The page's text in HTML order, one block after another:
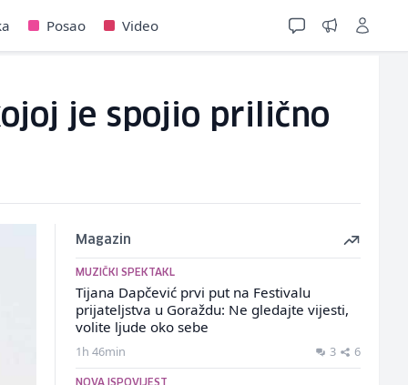
Posao Video
je spojio prilično
Magazin
MUZIČKI SPEKTAKL
Tijana Dapčević prvi put na Festivalu
prijateljstva u Goraždu: Ne gledajte vijesti,
volite ljude oko sebe
1h 46min 3 6
NOVA ISPOVIJEST